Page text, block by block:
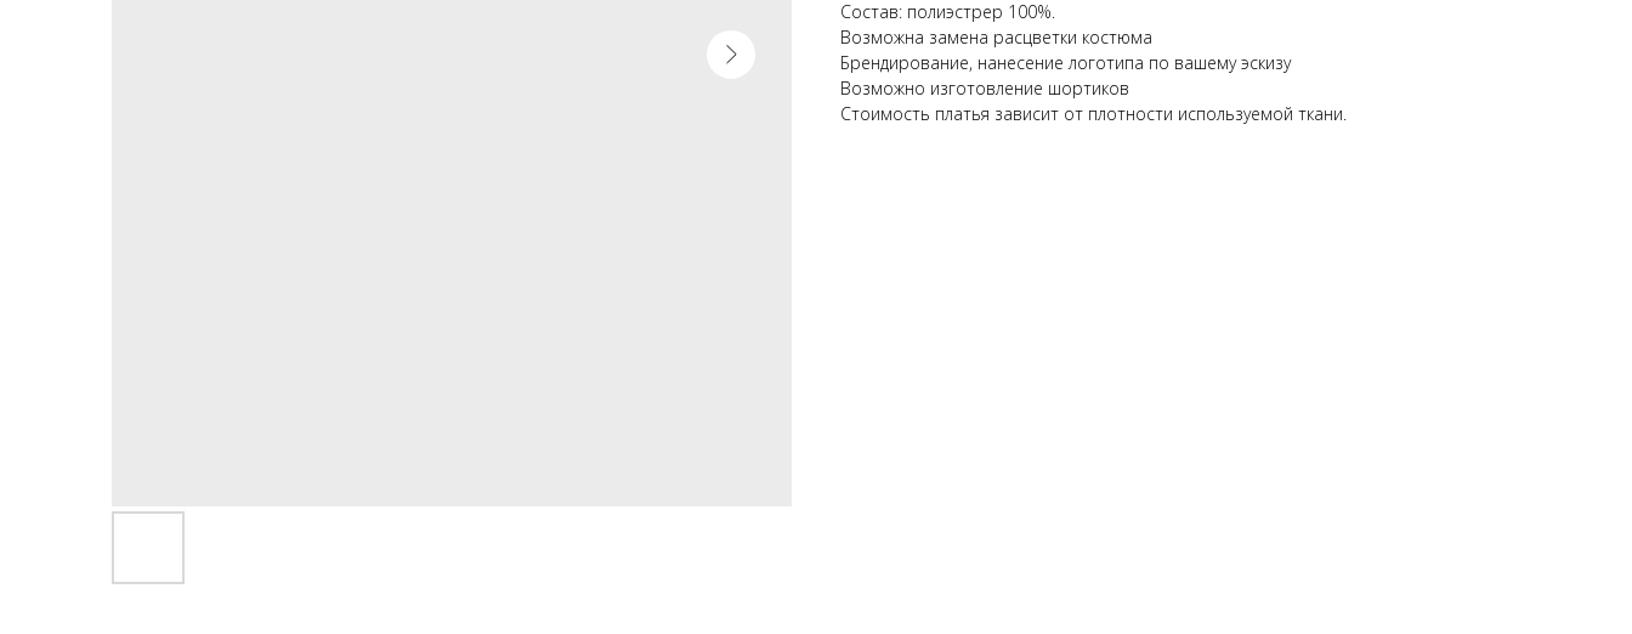
Состав: полиэстрер 100%.
Возможна замена расцветки костюма
Брендирование, нанесение логотипа по вашему эскизу
Возможно изготовление шортиков
Стоимость платья зависит от плотности используемой ткани.